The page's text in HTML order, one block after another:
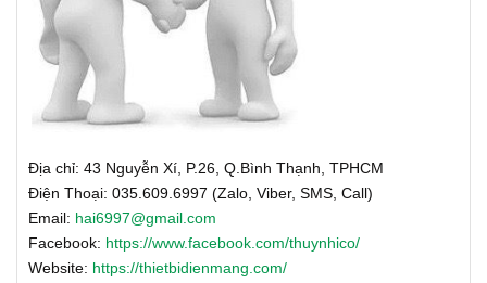
Địa chỉ: 43 Nguyễn Xí, P.26, Q.Bình Thạnh, TPHCM
Điện Thoại: 035.609.6997 (Zalo, Viber, SMS, Call)
Email: hai6997@gmail.com
Facebook: https://www.facebook.com/thuynhico/
Website: https://thietbidienmang.com/